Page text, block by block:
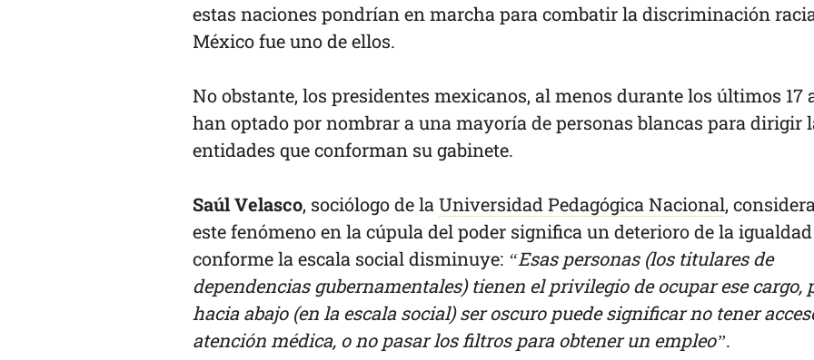
estas naciones pondrían en marcha para combatir la discriminación
México fue uno de ellos.
No obstante, los presidentes mexicanos, al menos durante los últimos 17
han optado por nombrar a una mayoría de personas blancas para dirigir
entidades que conforman su gabinete.
Saúl Velasco, sociólogo de la Universidad Pedagógica Nacional,
este fenómeno en la cúpula del poder significa un deterioro de la igualdad
conforme la escala social disminuye: “Esas personas (los titulares de
dependencias gubernamentales) tienen el privilegio de ocupar ese cargo,
hacia abajo (en la escala social) ser oscuro puede significar no tener
atención médica, o no pasar los filtros para obtener un empleo”.